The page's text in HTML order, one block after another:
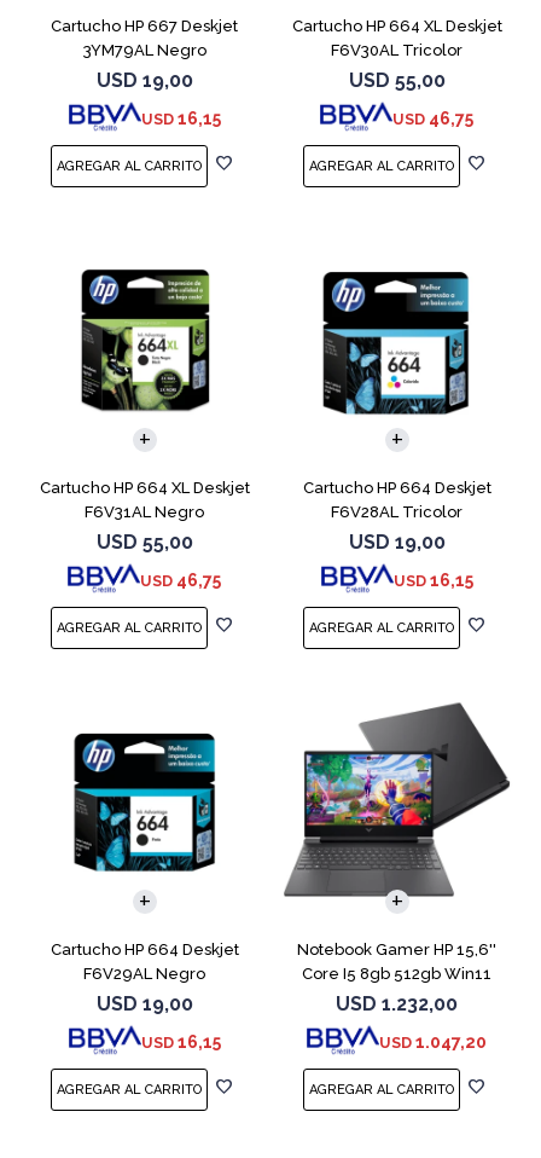
Cartucho HP 667 Deskjet
3YM79AL Negro
USD 19,00
USD 16,15
Cartucho HP 664 XL Deskjet
F6V30AL Tricolor
USD 55,00
USD 46,75
Cartucho HP 664 XL Deskjet
F6V31AL Negro
USD 55,00
USD 46,75
Cartucho HP 664 Deskjet
F6V28AL Tricolor
USD 19,00
USD 16,15
Cartucho HP 664 Deskjet
F6V29AL Negro
USD 19,00
USD 16,15
Notebook Gamer HP 15,6''
Core I5 8gb 512gb Win11
Rtx3050
USD 1.232,00
USD 1.047,20
COMPARAR